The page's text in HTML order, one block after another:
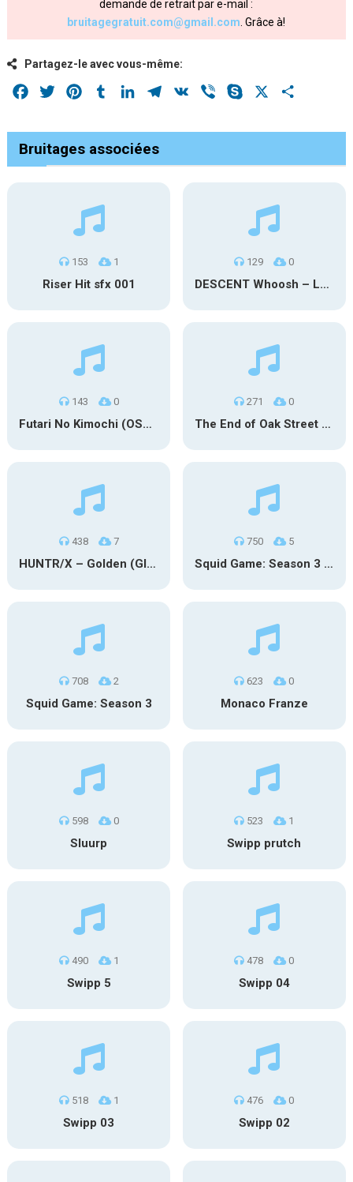
demande de retrait par e-mail :
bruitagegratuit.com@gmail.com . Grâce à!
Partagez-le avec vous-même:
Facebook
Twitter PinterestTumblrLinkedInTelegram
VK Viber Skype
Bruitages associées
153 1
Riser Hit sfx 001
129 0
DESCENT Whoosh – Long
143 0
Futari No Kimochi (OST Inuyasha)
271 0
The End of Oak Street Trailer
438 7
HUNTR/X – Golden (Glowin’ Version)
750 5
Squid Game: Season 3 | Final Games
708 2
Squid Game: Season 3
623 0
Monaco Franze
598 0
Sluurp
523 1
Swipp prutch
490 1
Swipp 5
478 0
Swipp 04
518 1
Swipp 03
476 0
Swipp 02